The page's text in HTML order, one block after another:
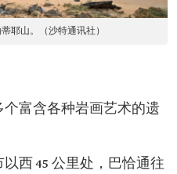
耶山。（沙特通讯社）
富含各种岩画艺术的遗
西 45 公里处，巴恰通往